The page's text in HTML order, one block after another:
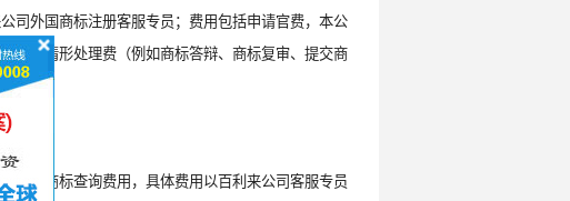
司外国商标注册客服专员；费用包括申请官费，本公
外的情形处理费（例如商标答辩、商标复审、提交商
应的商标查询费用，具体费用以百利来公司客服专员